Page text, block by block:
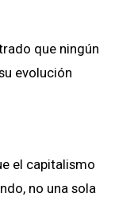
que ningún
evolución
el capitalismo
no una sola